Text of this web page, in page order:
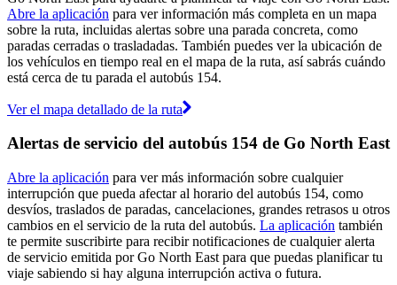
Abre la aplicación para ver información más completa en un mapa
sobre la ruta, incluidas alertas sobre una parada concreta, como
paradas cerradas o trasladadas. También puedes ver la ubicación de
los vehículos en tiempo real en el mapa de la ruta, así sabrás cuándo
está cerca de tu parada el autobús 154.
Ver el mapa detallado de la ruta
Alertas de servicio del autobús 154 de Go North East
Abre la aplicación para ver más información sobre cualquier
interrupción que pueda afectar al horario del autobús 154, como
desvíos, traslados de paradas, cancelaciones, grandes retrasos u otros
cambios en el servicio de la ruta del autobús. La aplicación también
te permite suscribirte para recibir notificaciones de cualquier alerta
de servicio emitida por Go North East para que puedas planificar tu
viaje sabiendo si hay alguna interrupción activa o futura.